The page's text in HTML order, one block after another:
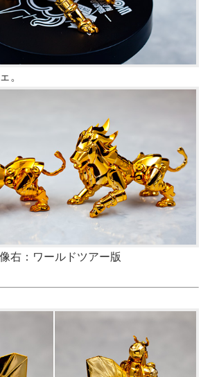
。
右：ワールドツアー版